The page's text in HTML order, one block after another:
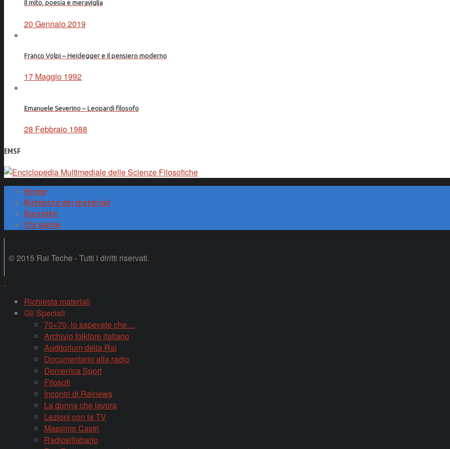
Il mito, poesia e meraviglia
20 Gennaio 2019
Franco Volpi – Heidegger e il pensiero moderno
17 Maggio 1992
Emanuele Severino – Leopardi filosofo
28 Febbraio 1988
EMSF
Home
Richiesta dei materiali
Raccolte
Chi siamo
© 2015 Rai Teche - Tutti i diritti riservati.
Richiesta materiali
Gli Speciali
70×70, lo sapevate che…
Archivio folklore italiano
Auditorium della Rai
Documentario alla radio
Domenica Sport
Filosofi
Incontri di Rainews
La donna che lavora
Lezioni con la TV
Massimo Castri
Radiosillabario